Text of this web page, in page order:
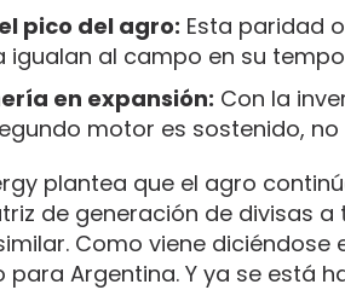
pico del agro: Esta paridad
igualan al campo en su
en expansión: Con la
motor es sostenido, no
plantea que el agro
de generación de divisas
Como viene
Argentina. Y ya se está